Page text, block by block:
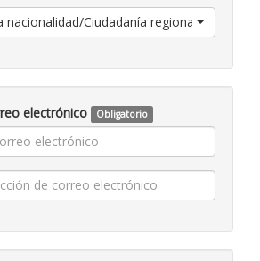
nacionalidad/Ciudadanía regional
electrónico Obligatorio